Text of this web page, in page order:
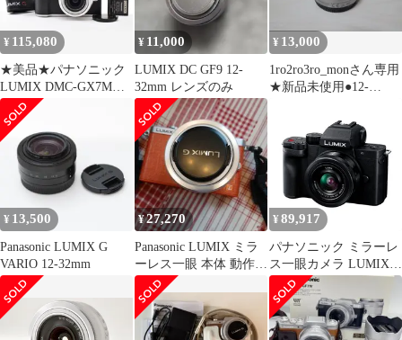
¥ 115,080
★美品★パナソニック
LUMIX DMC-GX7MK3
+ G VARIO 12-32mm
F3.5-5.6 レンズセット
★ ＃5768
¥ 11,000
LUMIX DC GF9 12-
32mm レンズのみ
¥ 13,000
1ro2ro3ro_monさん専用
★新品未使用●12-
¥ 13,500
Panasonic LUMIX G
VARIO 12-32mm
¥27,270
Panasonic LUMIX ミラ
ーレス一眼 本体 動作確
認済み
¥ 89,917
パナソニック ミラーレ
ス一眼カメラ LUMIX
DC-G100DK-K 標準ズ
ームレンズキット
(LUMIX G VARIO 12-
32mm)